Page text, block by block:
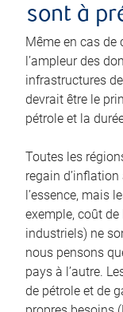
sont à
Même en cas de
l’ampleur des
infrastructures
devrait être le
pétrole et la
Toutes les
regain
l’essence, mais
exemple, coût
industriels) ne
nous pensons
pays à l’autre.
de pétrole et de